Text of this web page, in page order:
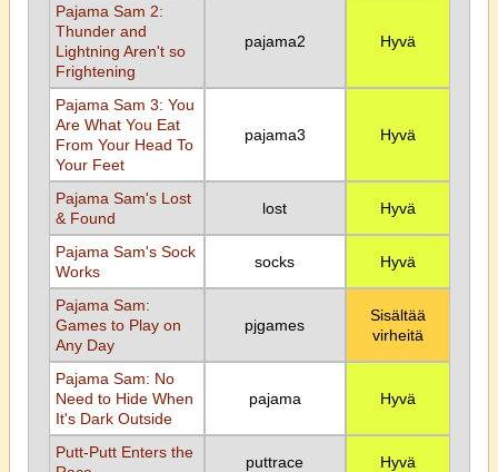
Pajama Sam 2:
Thunder and
Lightning Aren't so
Frightening
pajama2 Hyvä
Pajama Sam 3: You
Are What You Eat
From Your Head To
Your Feet
pajama3 Hyvä
Pajama Sam's Lost
& Found
lost Hyvä
Pajama Sam's Sock
Works
socks Hyvä
Pajama Sam:
Games to Play on
Any Day
pjgames
Sisältää
virheitä
Pajama Sam: No
Need to Hide When
It's Dark Outside
pajama Hyvä
Putt-Putt Enters the
puttrace Hyvä